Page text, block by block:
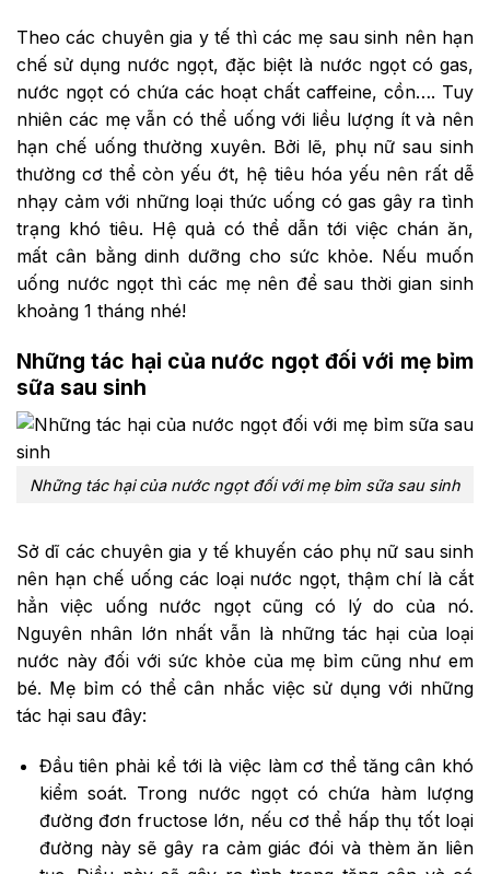
Theo các chuyên gia y tế thì các mẹ sau sinh nên hạn
chế sử dụng nước ngọt, đặc biệt là nước ngọt có gas,
nước ngọt có chứa các hoạt chất caffeine, cồn…. Tuy
nhiên các mẹ vẫn có thể uống với liều lượng ít và nên
hạn chế uống thường xuyên. Bởi lẽ, phụ nữ sau sinh
thường cơ thể còn yếu ớt, hệ tiêu hóa yếu nên rất dễ
nhạy cảm với những loại thức uống có gas gây ra tình
trạng khó tiêu. Hệ quả có thể dẫn tới việc chán ăn,
mất cân bằng dinh dưỡng cho sức khỏe. Nếu muốn
uống nước ngọt thì các mẹ nên để sau thời gian sinh
khoảng 1 tháng nhé!
Những tác hại của nước ngọt đối với mẹ bỉm
sữa sau sinh
Những tác hại của nước ngọt đối với mẹ bỉm sữa sau sinh
Sở dĩ các chuyên gia y tế khuyến cáo phụ nữ sau sinh
nên hạn chế uống các loại nước ngọt, thậm chí là cắt
hẳn việc uống nước ngọt cũng có lý do của nó.
Nguyên nhân lớn nhất vẫn là những tác hại của loại
nước này đối với sức khỏe của mẹ bỉm cũng như em
bé. Mẹ bỉm có thể cân nhắc việc sử dụng với những
tác hại sau đây:
Đầu tiên phải kể tới là việc làm cơ thể tăng cân khó
kiểm soát. Trong nước ngọt có chứa hàm lượng
đường đơn fructose lớn, nếu cơ thể hấp thụ tốt loại
đường này sẽ gây ra cảm giác đói và thèm ăn liên